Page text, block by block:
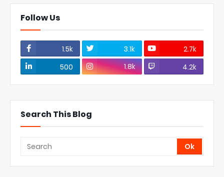
Follow Us
1.5k 3.1k
2.7k
500
1.8k 4.2k
Search This Blog